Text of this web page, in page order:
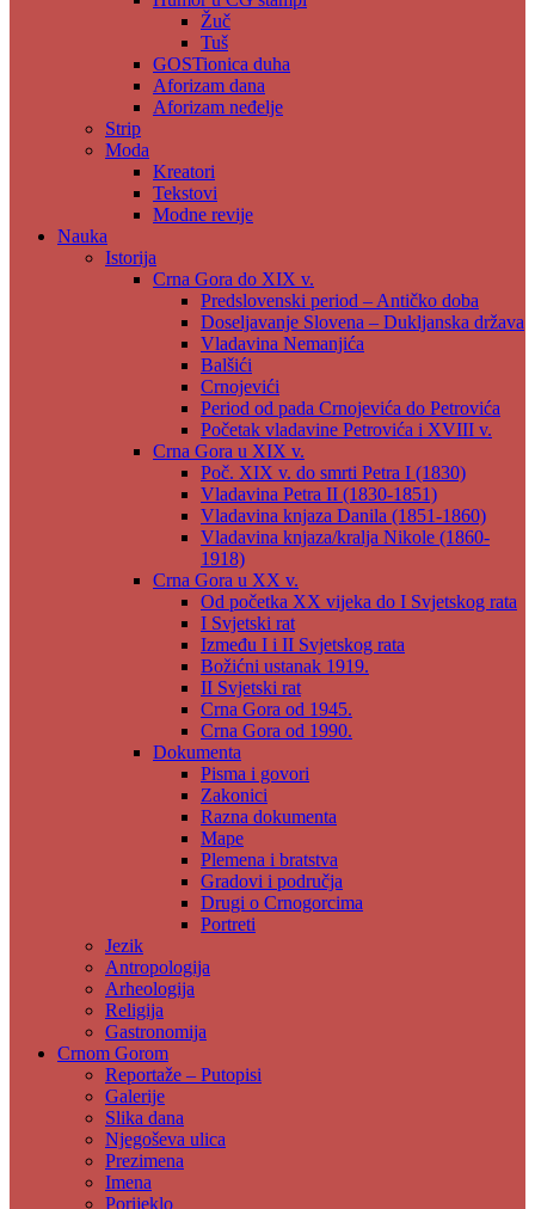
Žuč
Tuš
GOSTionica duha
Aforizam dana
Aforizam neđelje
Strip
Moda
Kreatori
Tekstovi
Modne revije
Nauka
Istorija
Crna Gora do XIX v.
Predslovenski period – Antičko doba
Doseljavanje Slovena – Dukljanska država
Vladavina Nemanjića
Balšići
Crnojevići
Period od pada Crnojevića do Petrovića
Početak vladavine Petrovića i XVIII v.
Crna Gora u XIX v.
Poč. XIX v. do smrti Petra I (1830)
Vladavina Petra II (1830-1851)
Vladavina knjaza Danila (1851-1860)
Vladavina knjaza/kralja Nikole (1860-
1918)
Crna Gora u XX v.
Od početka XX vijeka do I Svjetskog rata
I Svjetski rat
Između I i II Svjetskog rata
Božićni ustanak 1919.
II Svjetski rat
Crna Gora od 1945.
Crna Gora od 1990.
Dokumenta
Pisma i govori
Zakonici
Razna dokumenta
Mape
Plemena i bratstva
Gradovi i područja
Drugi o Crnogorcima
Portreti
Jezik
Antropologija
Arheologija
Religija
Gastronomija
Crnom Gorom
Reportaže – Putopisi
Galerije
Slika dana
Njegoševa ulica
Prezimena
Imena
Porijeklo